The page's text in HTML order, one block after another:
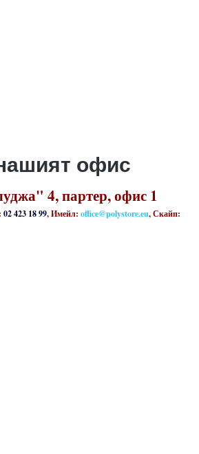
офис
4, партер, офис 1
02 423 18 99, Имейл: office@polystore.eu, Скайп: